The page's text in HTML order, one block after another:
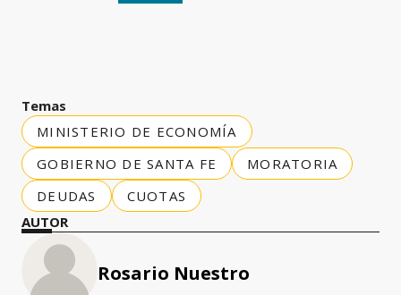
Temas
MINISTERIO DE ECONOMÍA
GOBIERNO DE SANTA FE
MORATORIA
DEUDAS
CUOTAS
AUTOR
Rosario Nuestro